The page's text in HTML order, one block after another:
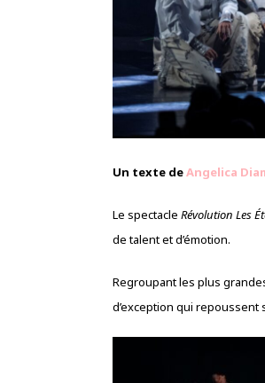
Un texte deAngelica
Le spectacle Révolution Les
de talent et d’émotion.
Regroupant les plus
d’exception qui repoussent